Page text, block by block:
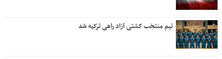
تیم منتخب کشتی آزاد راهی ترکیه شد